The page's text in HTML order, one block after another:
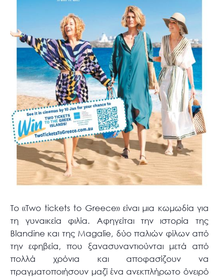
Το «Two tickets to Greece» είναι μια κωμωδία για
τη γυναικεία φιλία. Αφηγείται την ιστορία της
Blandine και της Magalie, δύο παλιών φίλων από
την εφηβεία, που ξανασυναντιούνται μετά από
πολλά χρόνια και αποφασίζουν να
πραγματοποιήσουν μαζί ένα ανεκπλήρωτο όνειρό